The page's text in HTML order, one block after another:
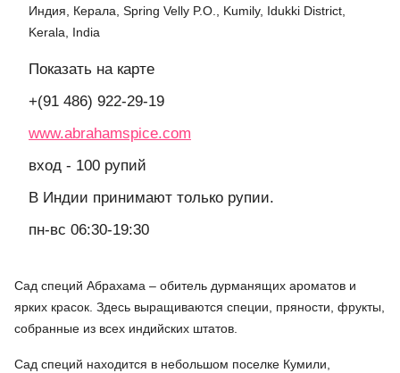
Индия, Керала, Spring Velly P.O., Kumily, Idukki District,
Kerala, India
Показать на карте
+(91 486) 922-29-19
www.abrahamspice.com
вход - 100 рупий
В Индии принимают только рупии.
пн-вс 06:30-19:30
Сад специй Абрахама – обитель дурманящих ароматов и
ярких красок. Здесь выращиваются специи, пряности, фрукты,
собранные из всех индийских штатов.
Сад специй находится в небольшом поселке Кумили,